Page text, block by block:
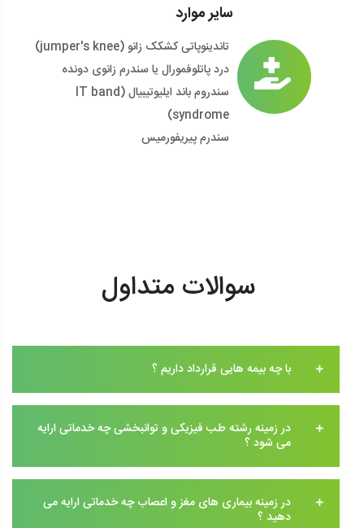
سایر موارد
تاندینوپاتی کشکک زانو (jumper's knee)
درد پاتلوفمورال یا سندرم زانوی دونده
سندروم باند ایلیوتیبیال (IT band
syndrome)
سندرم پیریفورمیس
سوالات متداول
با چه بیمه هایی قرارداد داریم ؟
در زمینه رشته طب فیزیکی و توانبخشی چه خدماتی ارایه
می شود ؟
در زمینه بیماری های مغز و اعصاب چه خدماتی ارایه می
دهید ؟